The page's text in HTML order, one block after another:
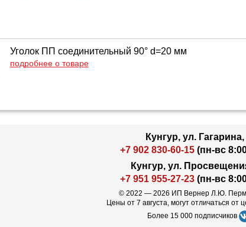
Уголок ПП соединительный 90° d=20 мм
подробнее о товаре
Кунгур, ул. Гагарина,
+7 902 830-60-15 (пн-вс
Кунгур, ул.
+7 951 955-27-23 (пн-вс
© 2022 — 2026 ИП Вернер Л.Ю.
Цены от 7 августа, могут отличаться от
Более 15 000 подписчиков